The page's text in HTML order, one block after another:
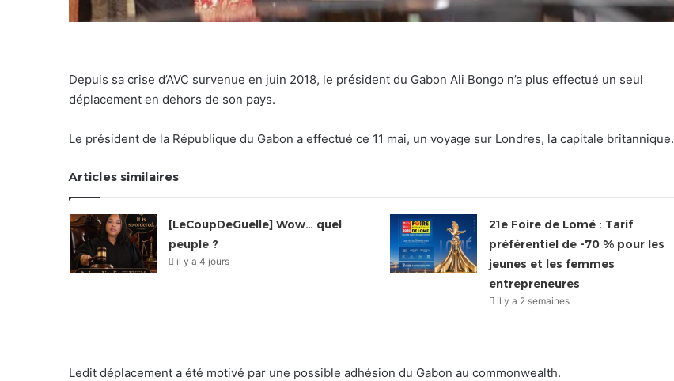
Depuis sa crise d’AVC survenue en juin 2018, le président du Gabon Ali Bongo n’a plus effectué un seul
déplacement en dehors de son pays.
Le président de la République du Gabon a effectué ce 11 mai, un voyage sur Londres, la capitale britannique.
Articles similaires
[LeCoupDeGuelle] Wow… quel
peuple ?
il y a 4 jours
21e Foire de Lomé : Tarif
préférentiel de -70 % pour les
jeunes et les femmes
entrepreneures
il y a 2 semaines
Ledit déplacement a été motivé par une possible adhésion du Gabon au commonwealth.